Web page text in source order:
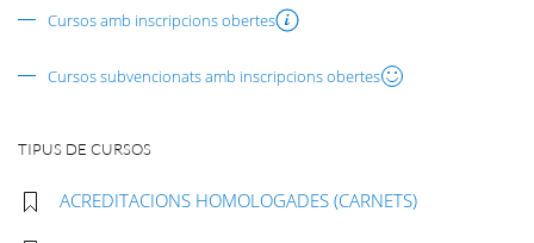
Cursos amb inscripcions obertes
Cursos subvencionats amb inscripcions obertes
TIPUS DE CURSOS
ACREDITACIONS HOMOLOGADES (CARNETS)